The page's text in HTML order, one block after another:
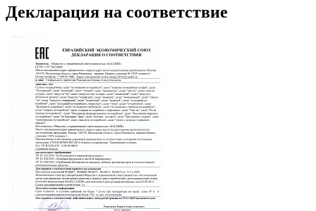
Декларация на соответствие